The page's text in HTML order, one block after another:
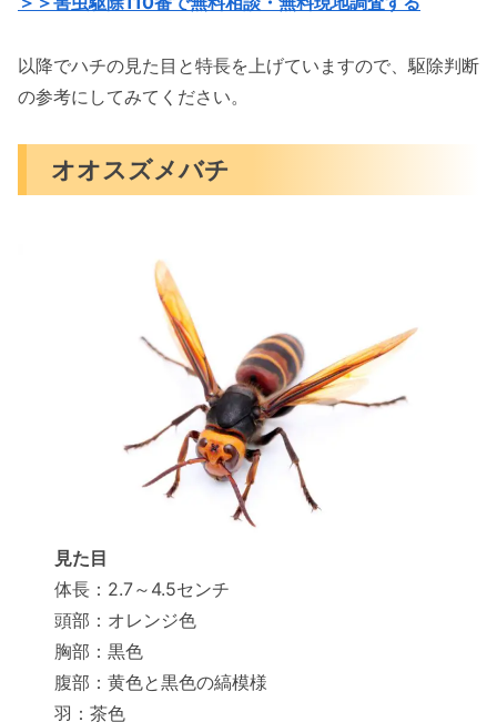
以降でハチの見た目と特長を上げていますので、駆除判断
の参考にしてみてください。
オオスズメバチ
見た目
体長：2.7～4.5センチ
頭部：オレンジ色
胸部：黒色
腹部：黄色と黒色の縞模様
羽：茶色